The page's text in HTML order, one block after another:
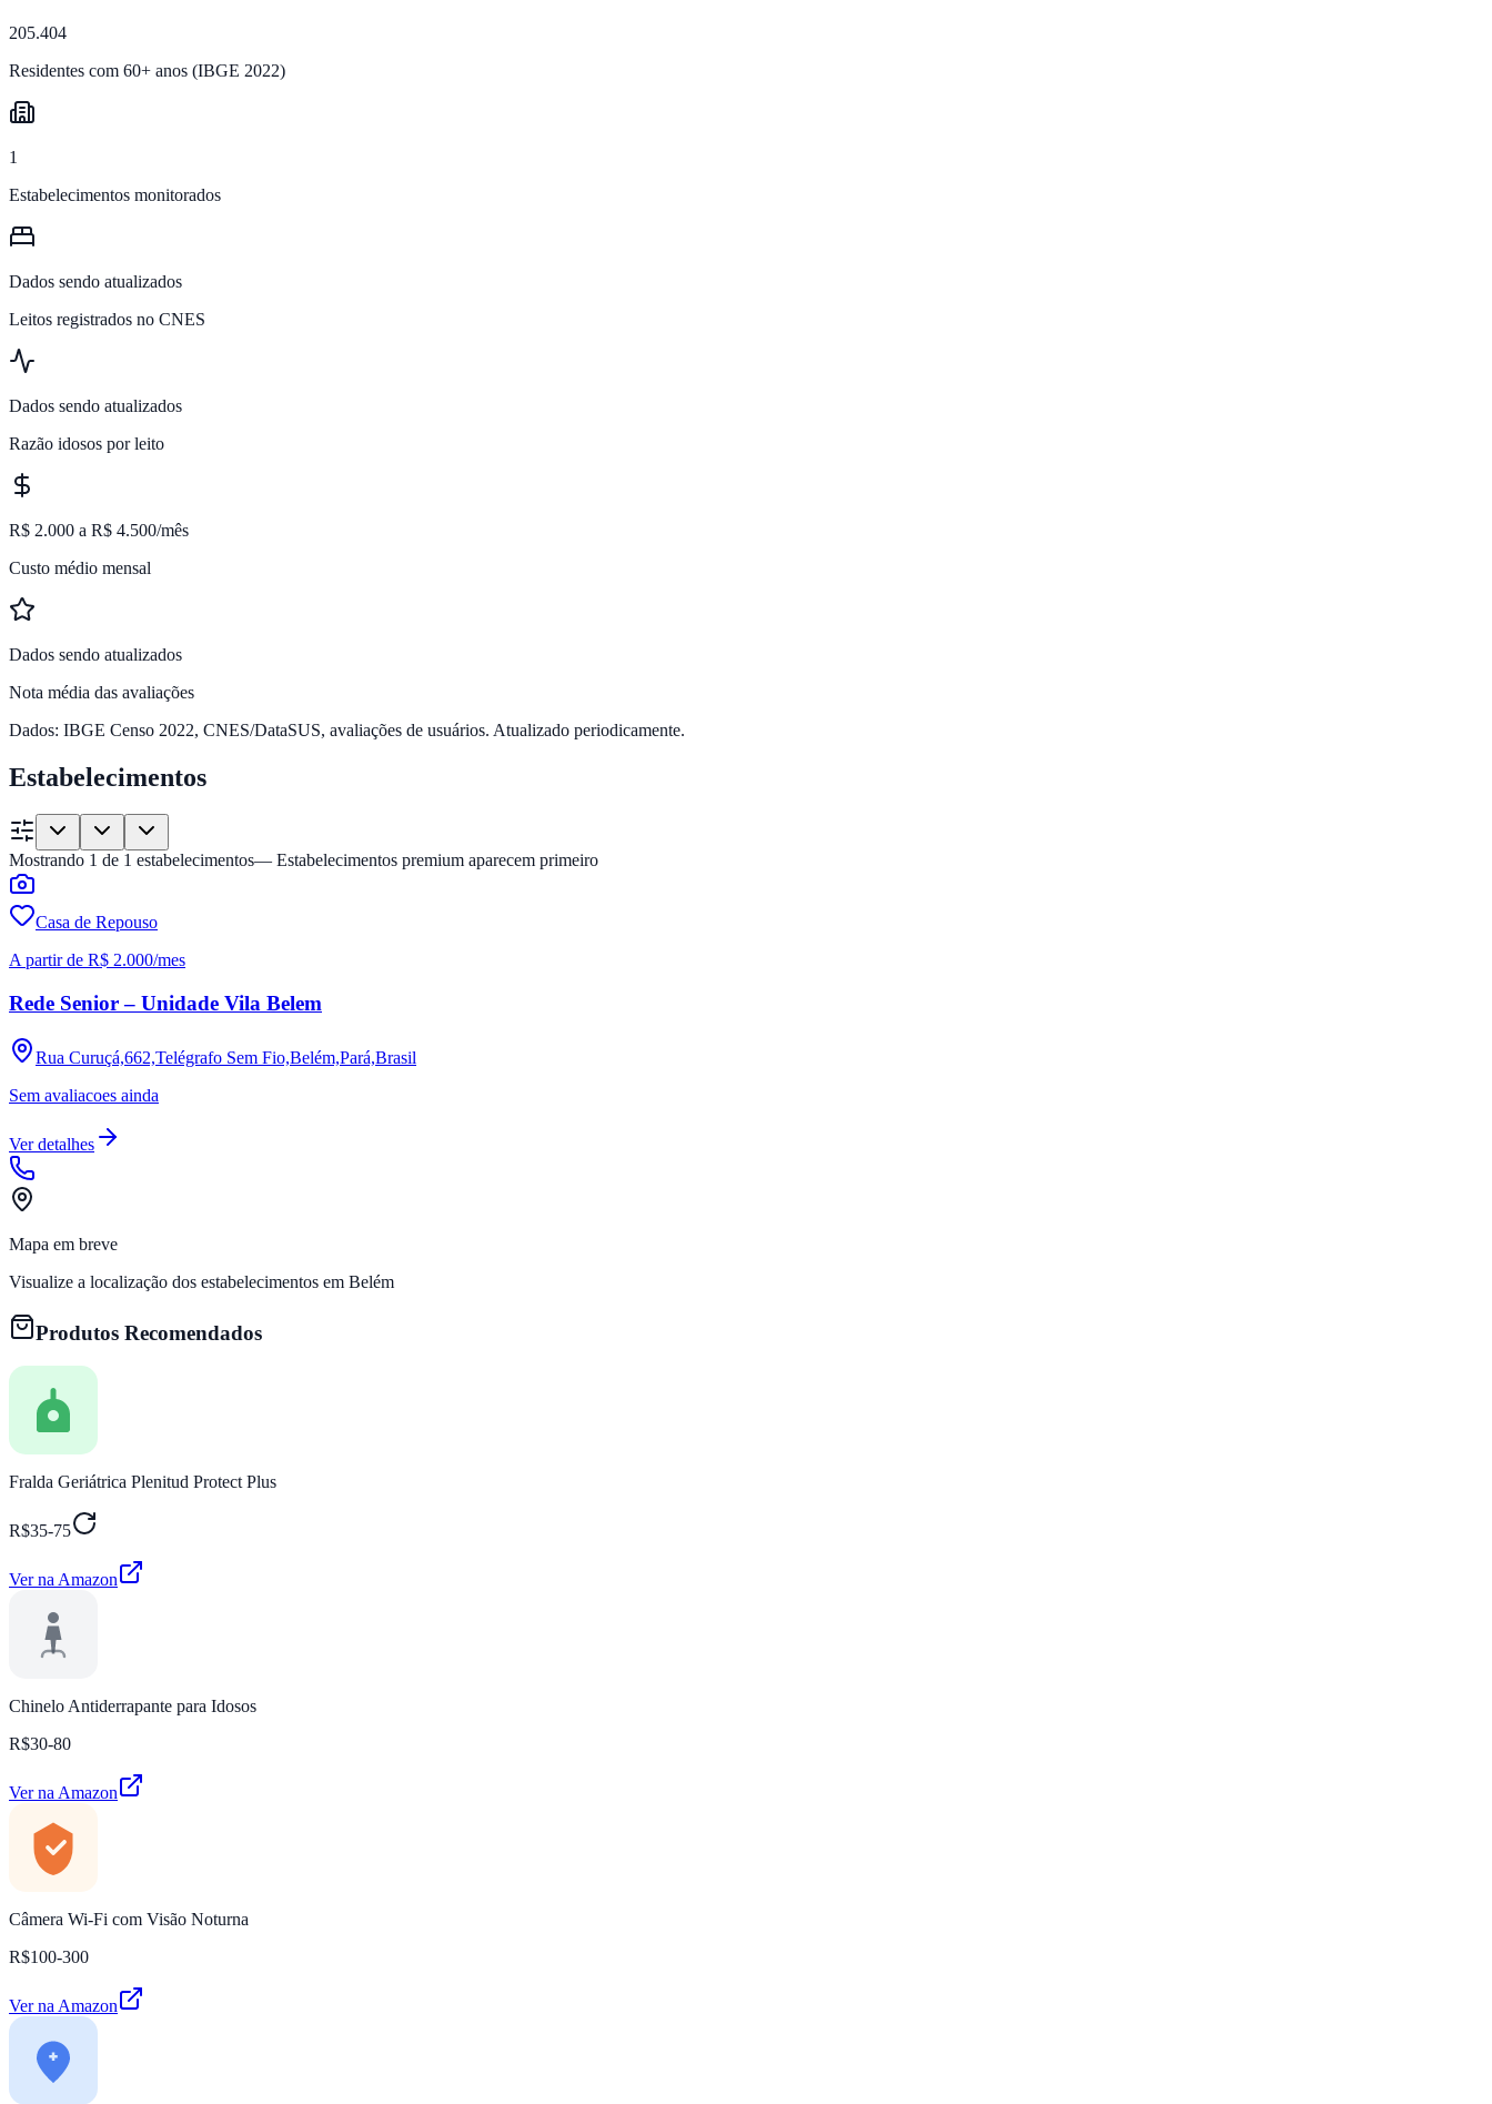
205.404
Residentes com 60+ anos (IBGE 2022)
1
Estabelecimentos monitorados
Dados sendo atualizados
Leitos registrados no CNES
Dados sendo atualizados
Razão idosos por leito
R$ 2.000 a R$ 4.500/mês
Custo médio mensal
Dados sendo atualizados
Nota média das avaliações
Dados: IBGE Censo 2022, CNES/DataSUS, avaliações de usuários. Atualizado periodicamente.
Estabelecimentos
Mostrando 1 de 1 estabelecimentos— Estabelecimentos premium aparecem primeiro
Casa de Repouso
A partir de R$ 2.000/mes
Rede Senior – Unidade Vila Belem
Rua Curuçá,662,Telégrafo Sem Fio,Belém,Pará,Brasil
Sem avaliacoes ainda
Ver detalhes
Mapa em breve
Visualize a localização dos estabelecimentos em Belém
Produtos Recomendados
Fralda Geriátrica Plenitud Protect Plus
R$35-75
Ver na Amazon
Chinelo Antiderrapante para Idosos
R$30-80
Ver na Amazon
Câmera Wi-Fi com Visão Noturna
R$100-300
Ver na Amazon